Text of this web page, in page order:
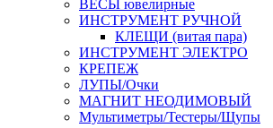
ВЕСЫ ювелирные
ИНСТРУМЕНТ РУЧНОЙ
КЛЕЩИ (витая пара)
ИНСТРУМЕНТ ЭЛЕКТРО
КРЕПЕЖ
ЛУПЫ/Очки
МАГНИТ НЕОДИМОВЫЙ
Мультиметры/Тестеры/Щупы